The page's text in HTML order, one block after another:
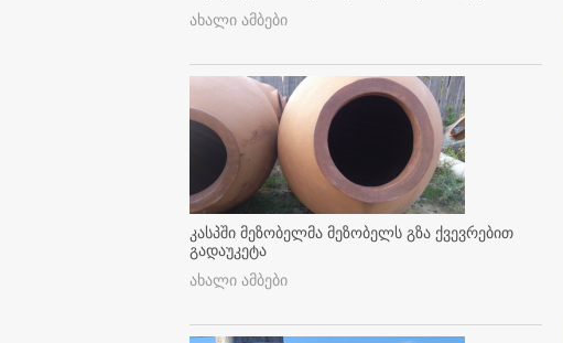
ახალი ამბები
კასპში მეზობელმა მეზობელს გზა ქვევრებით
გადაუკეტა
ახალი ამბები